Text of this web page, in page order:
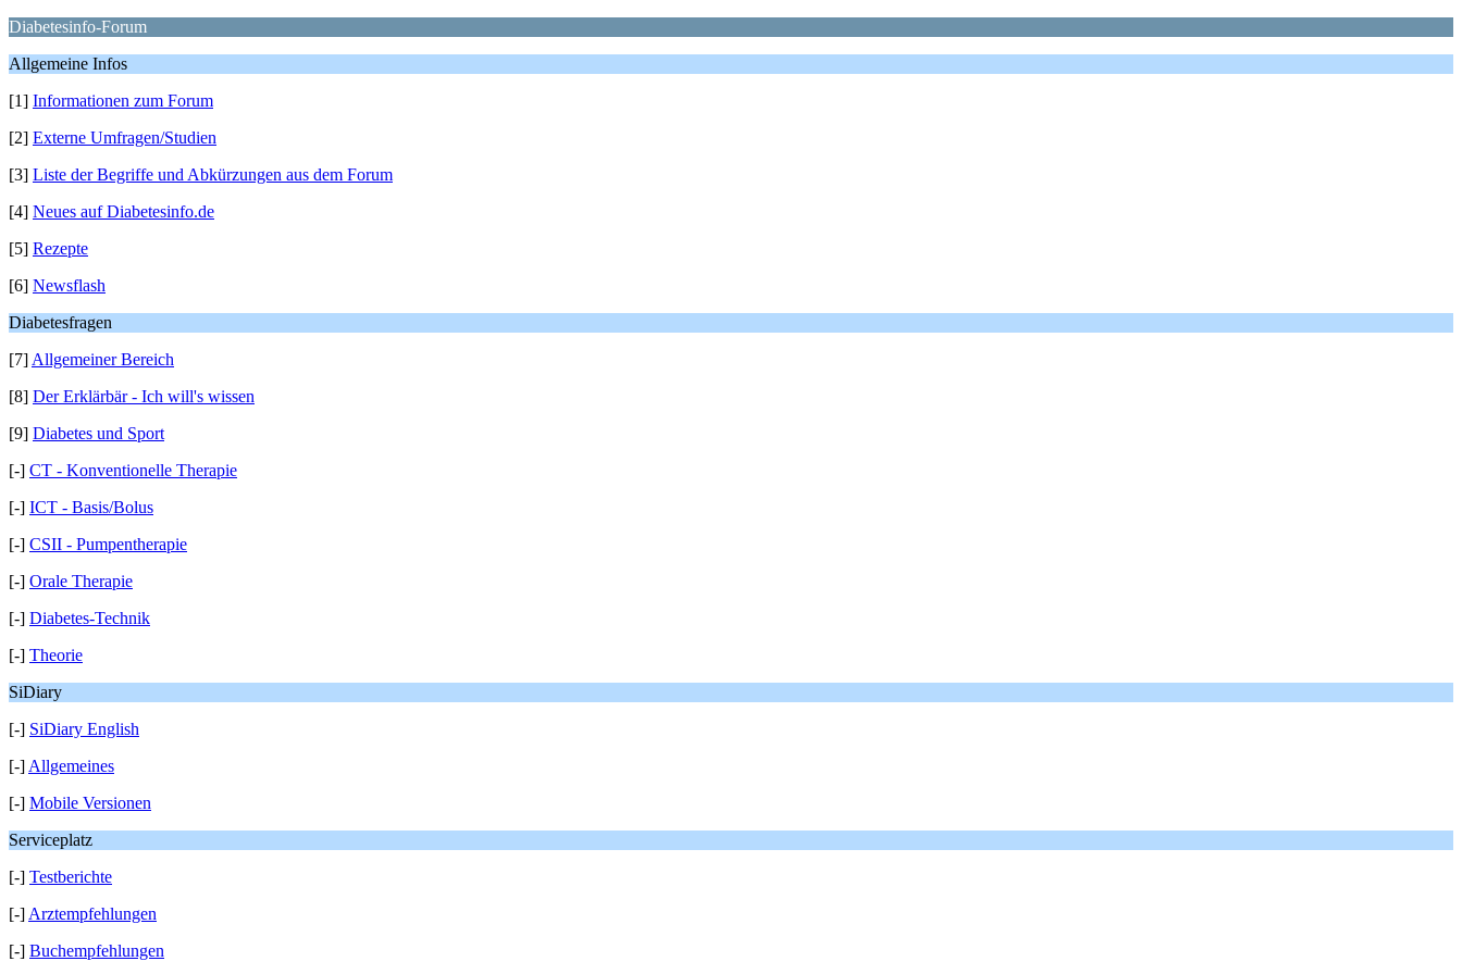
Diabetesinfo-Forum
Allgemeine Infos
[1] Informationen zum Forum
[2] Externe Umfragen/Studien
[3] Liste der Begriffe und Abkürzungen aus dem Forum
[4] Neues auf Diabetesinfo.de
[5] Rezepte
[6] Newsflash
Diabetesfragen
[7] Allgemeiner Bereich
[8] Der Erklärbär - Ich will's wissen
[9] Diabetes und Sport
[-] CT - Konventionelle Therapie
[-] ICT - Basis/Bolus
[-] CSII - Pumpentherapie
[-] Orale Therapie
[-] Diabetes-Technik
[-] Theorie
SiDiary
[-] SiDiary English
[-] Allgemeines
[-] Mobile Versionen
Serviceplatz
[-] Testberichte
[-] Arztempfehlungen
[-] Buchempfehlungen